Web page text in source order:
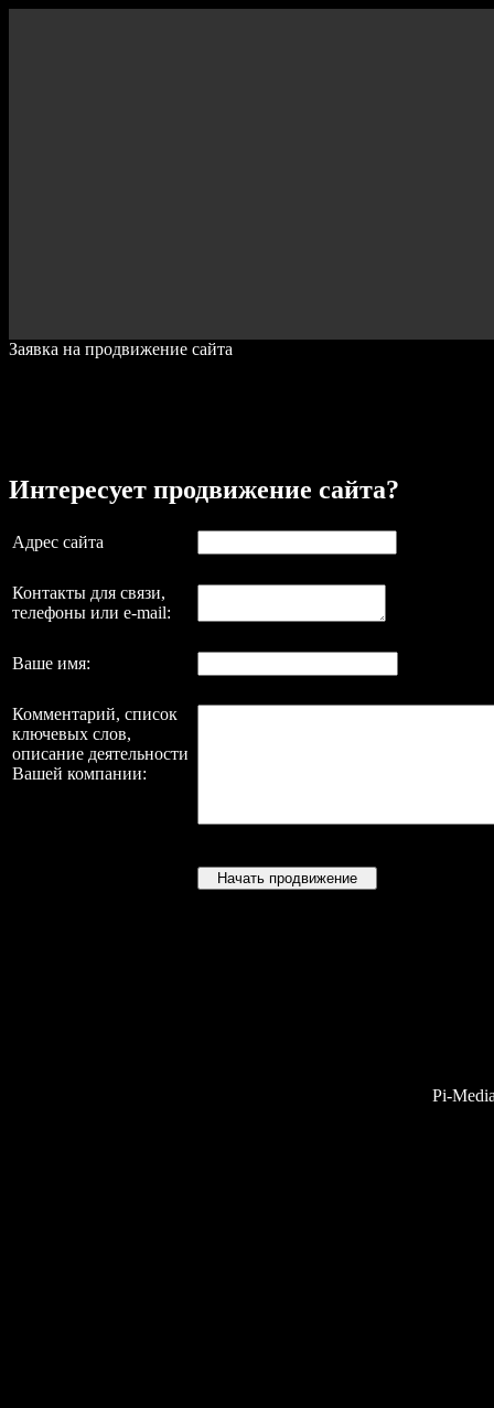
Заявка на продвижение сайта
Интересует продвижение сайта?
Адрес сайта
Контакты для связи,
телефоны или e-mail:
Ваше имя:
Комментарий, список
ключевых слов,
описание деятельности
Вашей компании:
Pi-